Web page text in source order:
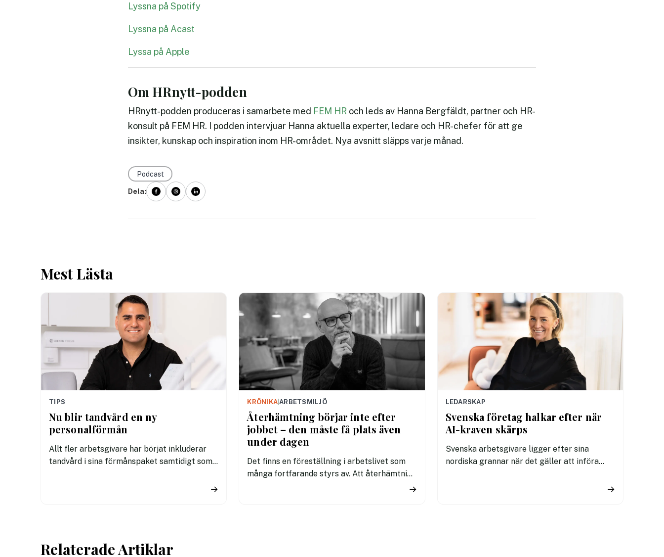
Lyssna på Spotify
Lyssna på Acast
Lyssa på Apple
Om HRnytt-podden
HRnytt-podden produceras i samarbete med FEM HR och leds av Hanna Bergfäldt, partner och HR-
konsult på FEM HR. I podden intervjuar Hanna aktuella experter, ledare och HR-chefer för att ge
insikter, kunskap och inspiration inom HR-området. Nya avsnitt släpps varje månad.
Podcast
Dela:
Mest Lästa
TIPS
Nu blir tandvård en ny
personalförmån
Allt fler arbetsgivare har börjat inkluderar
tandvård i sina förmånspaket samtidigt som
→
KRÖNIKA |ARBETSMILJÖ
Återhämtning börjar inte efter
jobbet – den måste få plats även
under dagen
Det finns en föreställning i arbetslivet som
många fortfarande styrs av. Att återhämtning
→
LEDARSKAP
Svenska företag halkar efter när
AI-kraven skärps
Svenska arbetsgivare ligger efter sina
nordiska grannar när det gäller att införa
→
Relaterade Artiklar